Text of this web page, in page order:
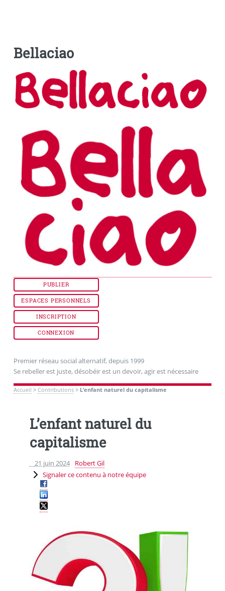
Bellaciao
PUBLIER
ESPACES PERSONNELS
INSCRIPTION
CONNEXION
Premier réseau social alternatif, depuis 1999
Se rebeller est juste, désobéir est un devoir, agir est nécessaire
Accueil > Contributions> L’enfant naturel du capitalisme
L’enfant naturel du
capitalisme
21 juin 2024
Robert Gil
Signaler ce contenu à notre équipe